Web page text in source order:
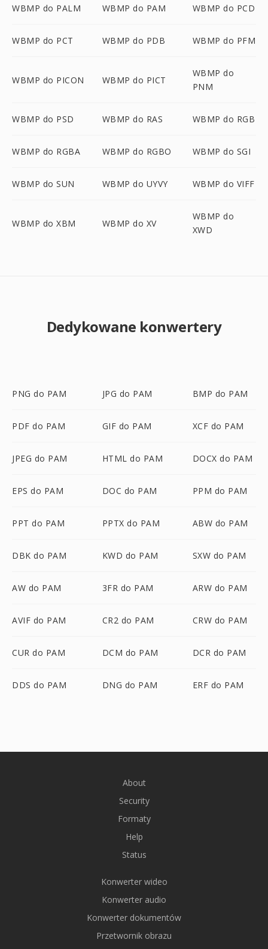
WBMP do PALM WBMP do PAM WBMP do PCD
WBMP do PCT WBMP do PDB WBMP do PFM
WBMP do PICON WBMP do PICT
WBMP do
PNM
WBMP do PSD WBMP do RAS WBMP do RGB
WBMP do RGBA WBMP do RGBO WBMP do SGI
WBMP do SUN WBMP do UYVY WBMP do VIFF
WBMP do XBM WBMP do XV
WBMP do
XWD
Dedykowane konwertery
PNG do PAM JPG do PAM BMP do PAM
PDF do PAM GIF do PAM XCF do PAM
JPEG do PAM HTML do PAM DOCX do PAM
EPS do PAM DOC do PAM PPM do PAM
PPT do PAM PPTX do PAM ABW do PAM
DBK do PAM KWD do PAM SXW do PAM
AW do PAM 3FR do PAM ARW do PAM
AVIF do PAM CR2 do PAM CRW do PAM
CUR do PAM DCM do PAM DCR do PAM
DDS do PAM DNG do PAM ERF do PAM
About
Security
Formaty
Help
Status
Konwerter wideo
Konwerter audio
Konwerter dokumentów
Przetwornik obrazu